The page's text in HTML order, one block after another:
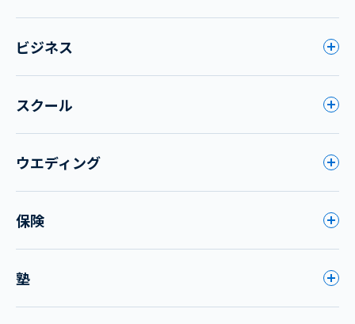
ビジネス
スクール
ウエディング
保険
塾